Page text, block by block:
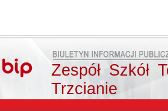
Zespół Szkół
Trzcianie